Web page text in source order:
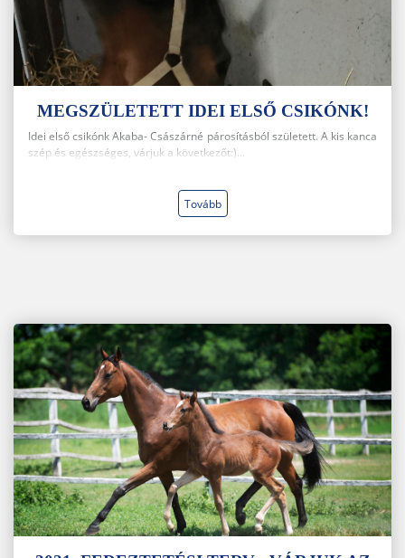
MEGSZÜLETETT IDEI ELSŐ CSIKÓNK!
Idei első csikónk Akaba- Császárné párosításból született. A kis kanca
szép és egészséges, várjuk a következőt:)...
Tovább